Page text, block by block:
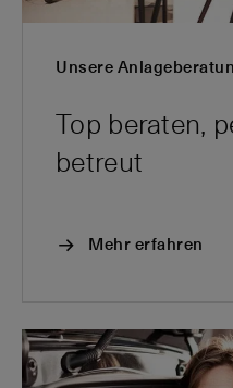
Unsere
Top beraten,
betreut
Mehr erfahren